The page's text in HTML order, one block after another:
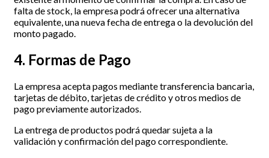
falta de stock, la empresa podrá ofrecer una alternativa
equivalente, una nueva fecha de entrega o la devolución del
monto pagado.
4. Formas de Pago
La empresa acepta pagos mediante transferencia bancaria,
tarjetas de débito, tarjetas de crédito y otros medios de
pago previamente autorizados.
La entrega de productos podrá quedar sujeta a la
validación y confirmación del pago correspondiente.